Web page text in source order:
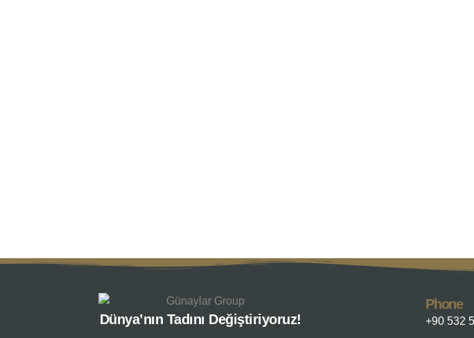
Dünya’nın Tadını Değiştiriyoruz!
Phone
+90 532